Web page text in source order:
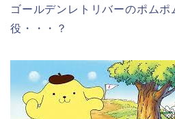
ゴールデンレトリバーのポムポ
役・・・？